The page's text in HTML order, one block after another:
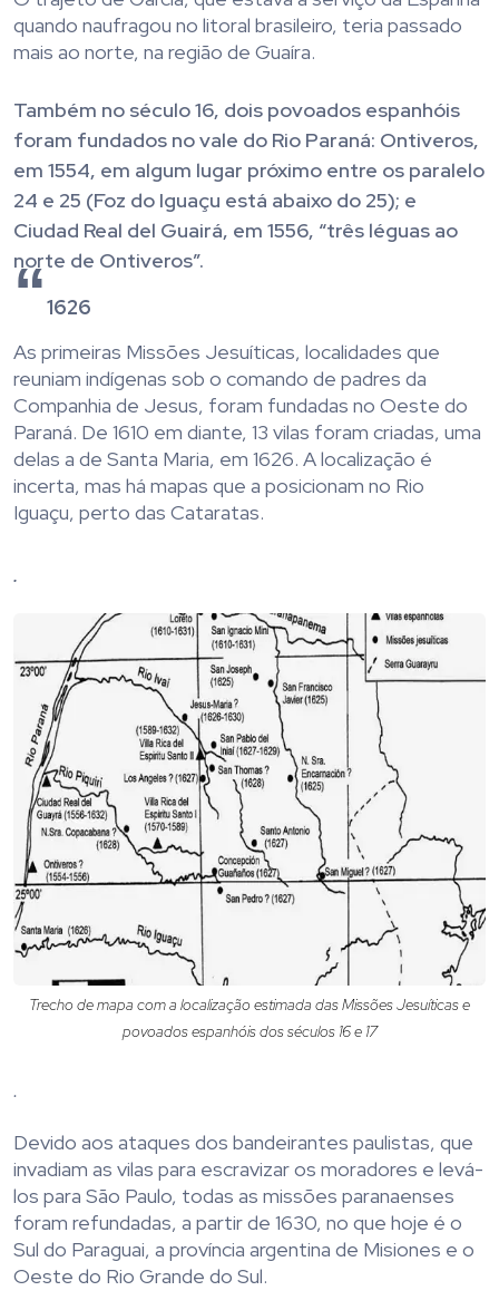
quando naufragou no litoral brasileiro, teria passado
mais ao norte, na região de Guaíra.
Também no século 16, dois povoados espanhóis
foram fundados no vale do Rio Paraná: Ontiveros,
em 1554, em algum lugar próximo entre os paralelo
24 e 25 (Foz do Iguaçu está abaixo do 25); e
Ciudad Real del Guairá, em 1556, “três léguas ao
norte de Ontiveros”.
1626
As primeiras Missões Jesuíticas, localidades que
reuniam indígenas sob o comando de padres da
Companhia de Jesus, foram fundadas no Oeste do
Paraná. De 1610 em diante, 13 vilas foram criadas, uma
delas a de Santa Maria, em 1626. A localização é
incerta, mas há mapas que a posicionam no Rio
Iguaçu, perto das Cataratas.
.
Trecho de mapa com a localização estimada das Missões Jesuíticas e
povoados espanhóis dos séculos 16 e 17
.
Devido aos ataques dos bandeirantes paulistas, que
invadiam as vilas para escravizar os moradores e levá-
los para São Paulo, todas as missões paranaenses
foram refundadas, a partir de 1630, no que hoje é o
Sul do Paraguai, a província argentina de Misiones e o
Oeste do Rio Grande do Sul.